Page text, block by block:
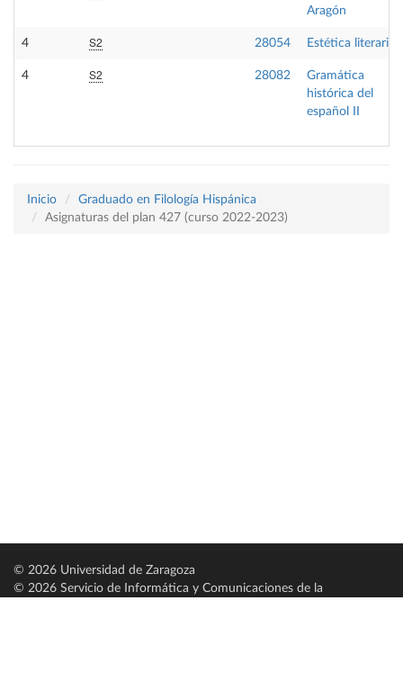
Aragón
4 S2 28054 Estética literaria
4 S2 28082
Gramática
histórica del
español II
Inicio
Graduado en Filología Hispánica
Asignaturas del plan 427 (curso 2022-2023)
© 2026 Universidad de Zaragoza
© 2026 Servicio de Informática y Comunicaciones de la